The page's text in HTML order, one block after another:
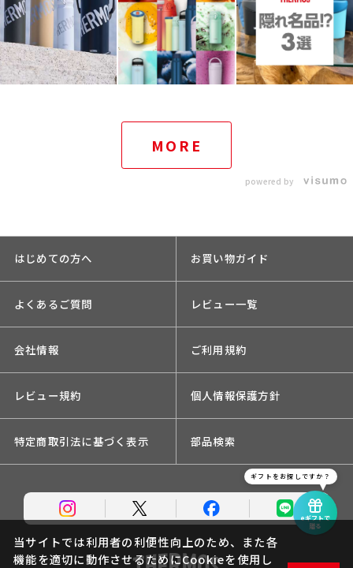
MORE
powered by
はじめての方へ お買い物ガイド
よくあるご質問 レビュー一覧
会社情報 ご利用規約
レビュー規約 個人情報保護方針
特定商取引法に基づく表示 部品検索
当サイトでは利用者の利便性向上のため、また各
機能を適切に動作させるためにCookieを使用し
eギフトで
贈る
ギフトをお探しですか？